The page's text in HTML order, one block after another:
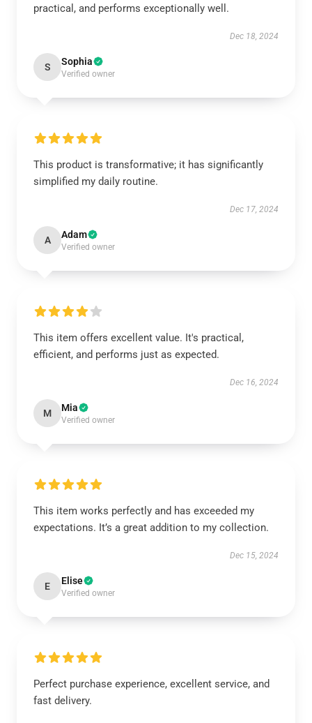
practical, and performs exceptionally well.
Dec 18, 2024
S Sophia
Verified owner
This product is transformative; it has significantly
simplified my daily routine.
Dec 17, 2024
A Adam
Verified owner
This item offers excellent value. It's practical,
efficient, and performs just as expected.
Dec 16, 2024
M Mia
Verified owner
This item works perfectly and has exceeded my
expectations. It’s a great addition to my collection.
Dec 15, 2024
E Elise
Verified owner
Perfect purchase experience, excellent service, and
fast delivery.